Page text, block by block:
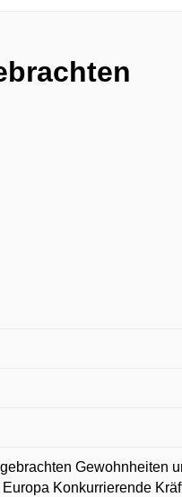
Gewohnheiten
Konkurrierende